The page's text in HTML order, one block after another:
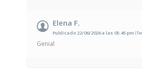
Elena F.
Publicado 22/06/2026 a las 05:45 pm
Genial